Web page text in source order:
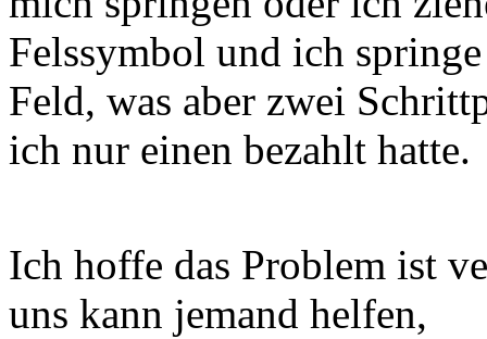
Felssymbol und ich
Feld, was aber zwei
ich nur einen bezahlt hatte.
Ich hoffe das Problem ist
uns kann jemand helfen,